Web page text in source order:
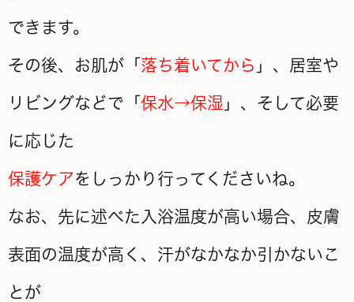
できます。
その後、お肌が「 落ち着いてから 」、居室や
リビングなどで「 保水→保湿 」、そして必要
に応じた
保護ケアをしっかり行ってくださいね。
なお、先に述べた入浴温度が高い場合、皮膚
表面の温度が高く、汗がなかなか引かないこ
とが